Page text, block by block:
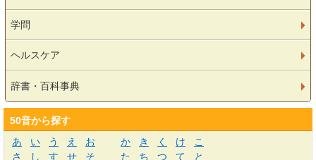
学問
ヘルスケア
辞書・百科事典
50音から探す
あ
い う え お か き く け
こ
さ
し す せ そ た ち つ て
と